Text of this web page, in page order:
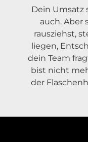
Dein Umsatz
auch. Aber
rausziehst,
liegen,
dein Team
bist nicht
der